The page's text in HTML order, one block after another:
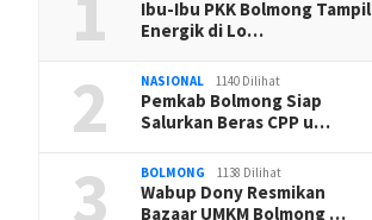
Ibu-Ibu PKK Bolmong Tampil
Energik di Lo…
2 NASIONAL 1140 Dilihat
Pemkab Bolmong Siap
Salurkan Beras CPP u…
3 BOLMONG 1138 Dilihat
Wabup Dony Resmikan
Bazaar UMKM Bolmong …